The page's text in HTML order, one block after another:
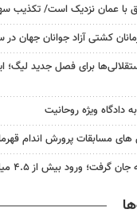
نزدیک است/ تکذیب سهم ۱۱ درصدی ایران از
کشتی آزاد جوانان جهان در سال
دادگاه ویژه روحانیت
های مسابقات پرورش اندام
ورود بیش از ۴.۵ میلیارد مترمکعب آب